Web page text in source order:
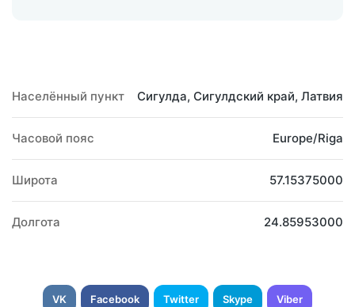
Населённый пункт Сигулда, Сигулдский край, Латвия
Часовой пояс Europe/Riga
Широта 57.15375000
Долгота 24.85953000
VK Facebook Twitter Skype Viber